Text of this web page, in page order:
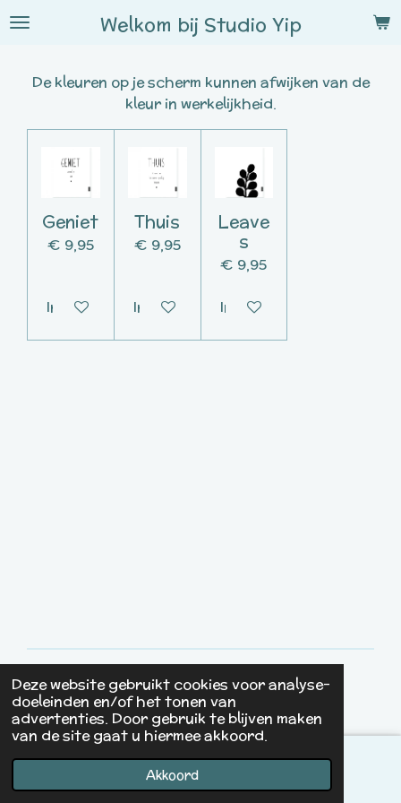
Deze website gebruikt cookies voor analyse-
doeleinden en/of het tonen van
advertenties. Door gebruik te blijven maken
van de site gaat u hiermee akkoord.
Akkoord
Ga
Welkom bij Studio Yip
De kleuren op je scherm kunnen afwijken van de
kleur in werkelijkheid.
Geniet
€ 9,95
In winkelwagen
Thuis
€ 9,95
In winkelwagen
Leave
s
€ 9,95
In winkelwagen
© 2022 - 2026 Studio Yip
Powered byJouwWeb